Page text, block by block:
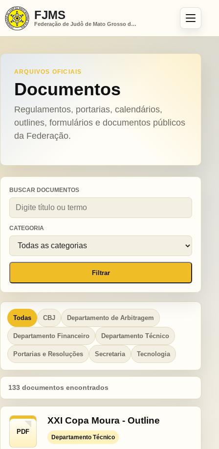
FJMS
Federação de Judô de Mato Grosso do Sul
ARQUIVOS OFICIAIS
Documentos
Regulamentos, portarias, calendários,
outlines, formulários e documentos públicos
da Federação.
BUSCAR DOCUMENTOS
CATEGORIA
Filtrar
Todas CBJ Departamento de Arbitragem
Departamento Financeiro Departamento Técnico
Portarias e Resoluções Secretaria Tecnologia
133 documentos encontrados
PDF
XXI Copa Moura - Outline
Departamento Técnico